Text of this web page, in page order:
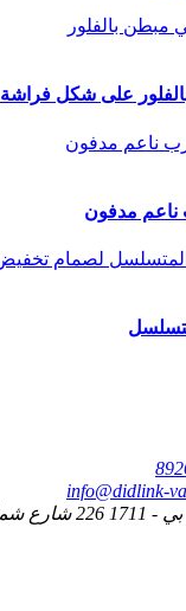
على شكل فراشة
ناعم مدفون
info@didlink-
خبي، الصين